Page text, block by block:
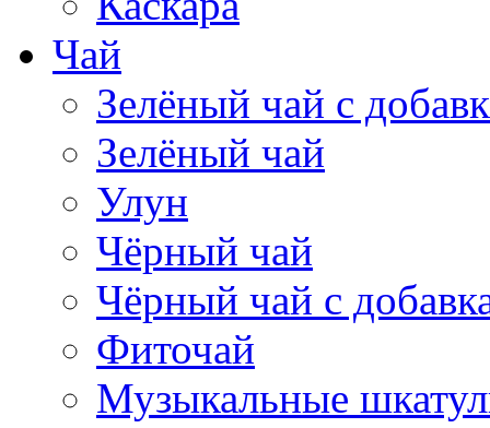
Чай
Зелёный чай с
Зелёный чай
Улун
Чёрный чай
Чёрный чай с
Фиточай
Музыкальные